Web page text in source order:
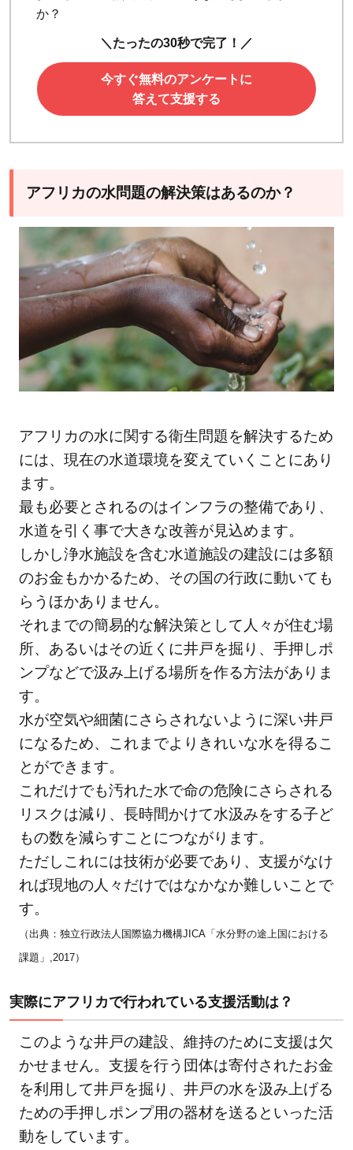
か？
＼たったの30秒で完了！／
今すぐ無料のアンケートに
答えて支援する
アフリカの水問題の解決策はあるのか？
アフリカの水に関する衛生問題を解決するため
には、現在の水道環境を変えていくことにあり
ます。
最も必要とされるのはインフラの整備であり、
水道を引く事で大きな改善が見込めます。
しかし浄水施設を含む水道施設の建設には多額
のお金もかかるため、その国の行政に動いても
らうほかありません。
それまでの簡易的な解決策として人々が住む場
所、あるいはその近くに井戸を掘り、手押しポ
ンプなどで汲み上げる場所を作る方法がありま
す。
水が空気や細菌にさらされないように深い井戸
になるため、これまでよりきれいな水を得るこ
とができます。
これだけでも汚れた水で命の危険にさらされる
リスクは減り、長時間かけて水汲みをする子ど
もの数を減らすことにつながります。
ただしこれには技術が必要であり、支援がなけ
れば現地の人々だけではなかなか難しいことで
す。
（出典：独立行政法人国際協力機構JICA「水分野の途上国における
課題」,2017）
実際にアフリカで行われている支援活動は？
このような井戸の建設、維持のために支援は欠
かせません。支援を行う団体は寄付されたお金
を利用して井戸を掘り、井戸の水を汲み上げる
ための手押しポンプ用の器材を送るといった活
動をしています。